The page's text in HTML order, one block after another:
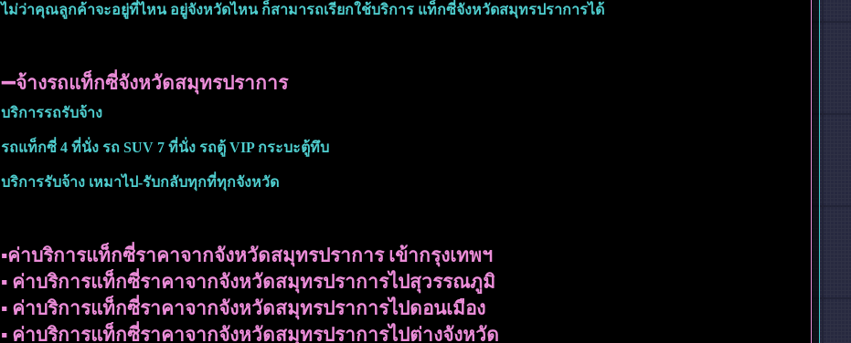
ไม่ว่าคุณลูกค้าจะอยู่ที่ไหน อยู่จังหวัดไหน ก็สามารถเรียกใช้บริการ แท็กซี่จังหวัดสมุทรปราการได้
➖จ้างรถแท็กซี่จังหวัดสมุทรปราการ
บริการรถรับจ้าง
รถแท็กซี่ 4 ที่นั่ง รถ SUV 7 ที่นั่ง รถตู้ VIP กระบะตู้ทึบ
บริการรับจ้าง เหมาไป-รับกลับทุกที่ทุกจังหวัด
▪︎ค่าบริการแท็กซี่ราคาจากจังหวัดสมุทรปราการ เข้ากรุงเทพฯ
▪︎ ค่าบริการแท็กซี่ราคาจากจังหวัดสมุทรปราการไปสุวรรณภูมิ
▪︎ ค่าบริการแท็กซี่ราคาจากจังหวัดสมุทรปราการไปดอนเมือง
▪︎ ค่าบริการแท็กซี่ราคาจากจังหวัดสมุทรปราการไปต่างจังหวัด